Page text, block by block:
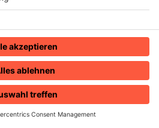
RADIOS MENÜ
- Smooth Criminal
Gang - Skandal im